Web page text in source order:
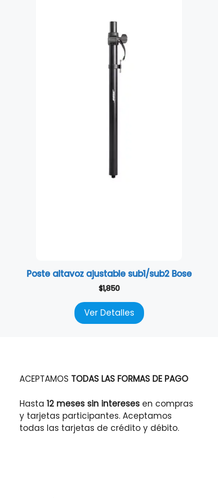
Poste altavoz ajustable sub1/sub2 Bose
$1,850
Ver Detalles
ACEPTAMOS TODAS LAS FORMAS DE PAGO
Hasta 12 meses sin intereses en compras
y tarjetas participantes. Aceptamos
todas las tarjetas de crédito y débito.